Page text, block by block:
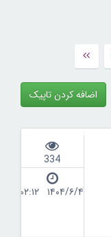
اضافه کردن تاپیک
334
۱۴۰۴/۶/۴ ۰۲:۱۲